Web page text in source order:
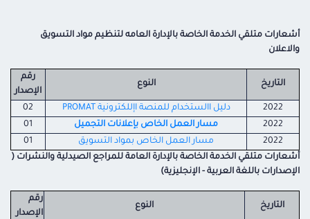
أشعارات متلقي الخدمة الخاصة بالإدارة العامه لتنظيم مواد التسويق
والاعلان
التاريخ النوع
رقم
الإصدار
2022
دليل االستخدام للمنصة اإللكترونية PROMAT
02
2022
مسار العمل الخاص بإعلانات التجميل
01
2022
مسار العمل الخاص بمواد التسويق
01
أشعارات متلقي الخدمة الخاصة بالإدارة العامة للمراجع الصيدلية والنشرات (
الإصدارات باللغة العربية - الإنجليزية)
التاريخ النوع
رقم
الإصدار